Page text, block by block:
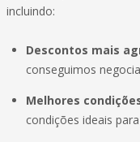
incluindo:
Descontos mais
conseguimos
Melhores
condições ideais